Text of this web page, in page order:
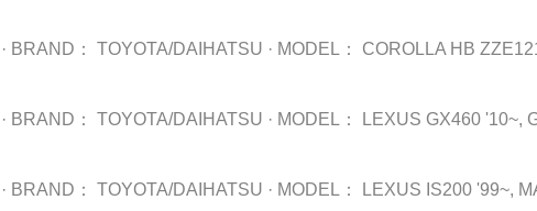
· BRAND： TOYOTA/DAIHATSU · MODEL： COROLLA HB
· BRAND： TOYOTA/DAIHATSU · MODEL： LEXUS GX460 '10~,
· BRAND： TOYOTA/DAIHATSU · MODEL： LEXUS IS200 '99~,